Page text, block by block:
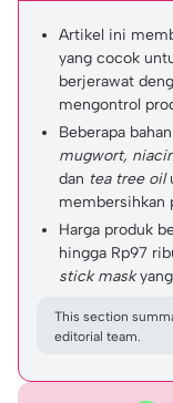
Artikel ini
yang cocok
berjerawat
mengontrol
Beberapa
mugwort,
dan tea tree oil
membersihkan
Harga produk
hingga Rp97
stick mask
This section
editorial team.